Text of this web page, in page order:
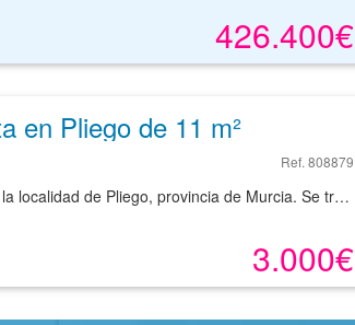
426.400€
en Pliego de 11 m²
Ref. 808879
Plaza de garaje en venta con una superficie de 11 m² situada en la localidad de Pliego, provincia de Murcia. Se trata de un garaje con una superficie aproximada de 11 m², situado en la planta primera del sótano de un edificio construido en 2008, de fácil acceso desde el exterior y buena maniobrabilidad en el interior. La localidad de Pliego está comunicada mediante el acceso viario RM-515. La zona dispone de equipamiento variado, restaurantes, centro deportivo, instituto, centro deportivo, etc. Con nuestros servicios podrá encontrar el garaje que necesita. Empiece ahora mismo pidiendo más información. Un responsable cercano a usted le atenderá personalmente.
3.000€